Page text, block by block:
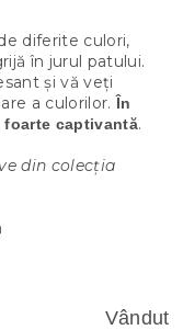
Vândut
diferite culori,
în jurul patului.
și vă veți
a culorilor.În
foarte captivantă.
din colecția